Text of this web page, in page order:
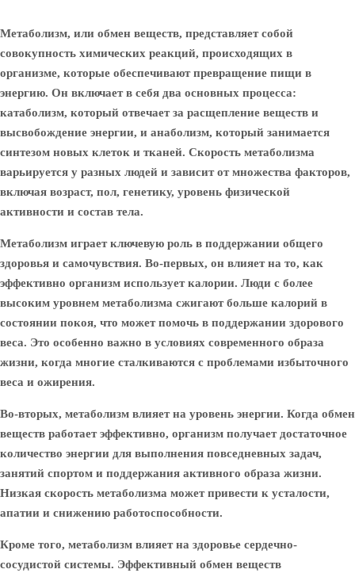
Метаболизм, или обмен веществ, представляет собой
совокупность химических реакций, происходящих в
организме, которые обеспечивают превращение пищи в
энергию. Он включает в себя два основных процесса:
катаболизм, который отвечает за расщепление веществ и
высвобождение энергии, и анаболизм, который занимается
синтезом новых клеток и тканей. Скорость метаболизма
варьируется у разных людей и зависит от множества факторов,
включая возраст, пол, генетику, уровень физической
активности и состав тела.
Метаболизм играет ключевую роль в поддержании общего
здоровья и самочувствия. Во-первых, он влияет на то, как
эффективно организм использует калории. Люди с более
высоким уровнем метаболизма сжигают больше калорий в
состоянии покоя, что может помочь в поддержании здорового
веса. Это особенно важно в условиях современного образа
жизни, когда многие сталкиваются с проблемами избыточного
веса и ожирения.
Во-вторых, метаболизм влияет на уровень энергии. Когда обмен
веществ работает эффективно, организм получает достаточное
количество энергии для выполнения повседневных задач,
занятий спортом и поддержания активного образа жизни.
Низкая скорость метаболизма может привести к усталости,
апатии и снижению работоспособности.
Кроме того, метаболизм влияет на здоровье сердечно-
сосудистой системы. Эффективный обмен веществ